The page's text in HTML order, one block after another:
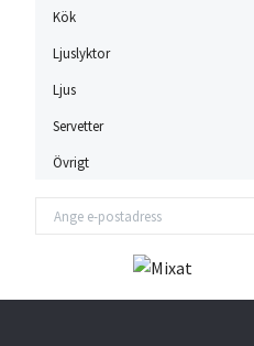
Kök
Ljuslyktor
Ljus
Servetter
Övrigt